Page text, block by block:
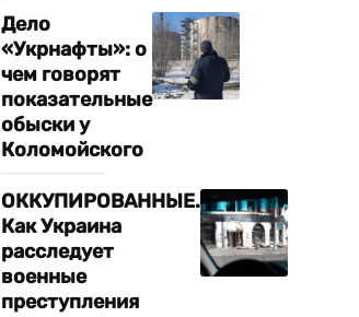
Дело
«Укрнафты»: о
чем говорят
показательные
обыски у
Коломойского
ОККУПИРОВАННЫЕ.
Как Украина
расследует
военные
преступления